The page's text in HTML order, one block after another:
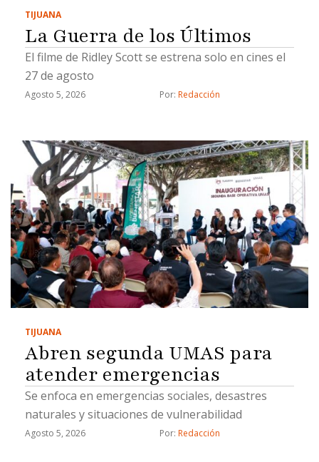
TIJUANA
La Guerra de los Últimos
El filme de Ridley Scott se estrena solo en cines el
27 de agosto
Agosto 5, 2026 Por: Redacción
TIJUANA
Abren segunda UMAS para
atender emergencias
Se enfoca en emergencias sociales, desastres
naturales y situaciones de vulnerabilidad
Agosto 5, 2026 Por: Redacción